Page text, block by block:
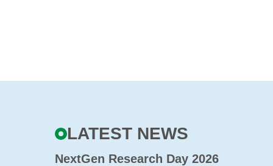
LATEST NEWS
NextGen Research Day 2026